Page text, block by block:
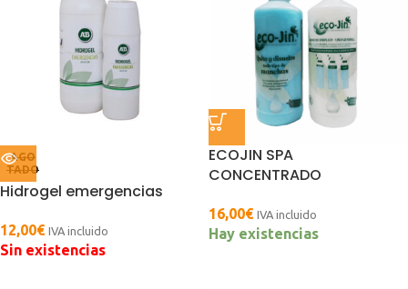
AGO
TADO
Hidrogel emergencias
12,00€ IVA incluido
Sin existencias
ECOJIN SPA
CONCENTRADO
16,00€ IVA incluido
Hay existencias